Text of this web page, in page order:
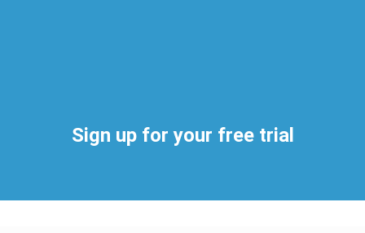
Sign up for your free trial